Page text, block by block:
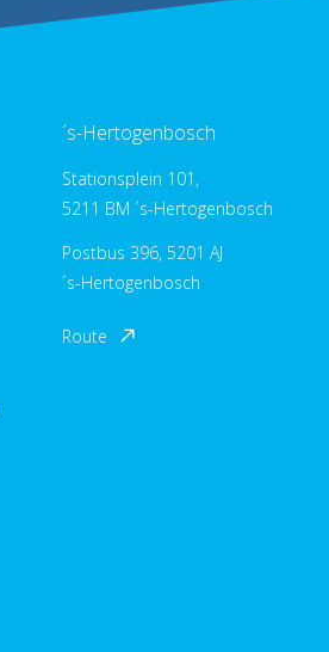
´s-Hertogenbosch
Stationsplein 101,
5211 BM ´s-Hertogenbosch
Postbus 396, 5201 AJ
´s-Hertogenbosch
Route